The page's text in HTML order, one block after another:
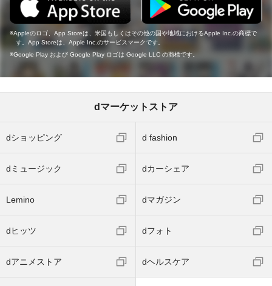
Appleのロゴ、App Storeは、米国もしくはその他の国や地域におけるApple Inc.の商標で
す。App Storeは、Apple Inc.のサービスマークです。
Google Play および Google Play ロゴは Google LLC の商標です。
dマーケットストア
dショッピング d fashion
dミュージック dカーシェア
Lemino dマガジン
dヒッツ dフォト
dアニメストア dヘルスケア